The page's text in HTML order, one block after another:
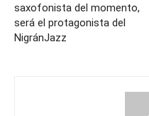
saxofonista del momento,
será el protagonista del
NigránJazz